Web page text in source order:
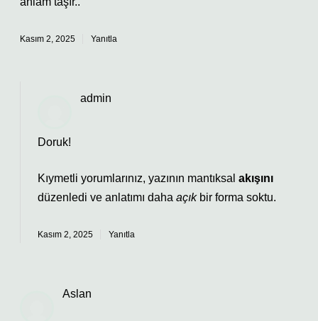
Kasım 2, 2025 Yanıtla
admin
Doruk!
Kıymetli yorumlarınız, yazının mantıksal akışını
düzenledi ve anlatımı daha açıkbir forma soktu.
Kasım 2, 2025 Yanıtla
Aslan